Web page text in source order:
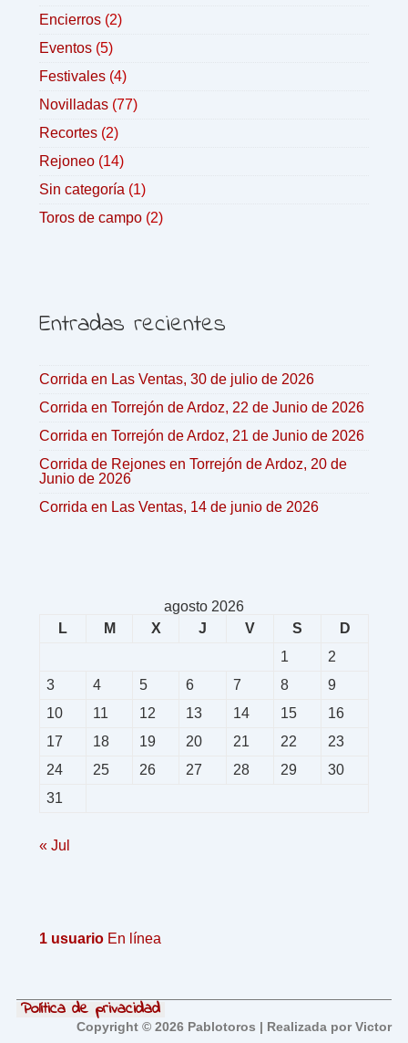
Encierros (2)
Eventos (5)
Festivales (4)
Novilladas (77)
Recortes (2)
Rejoneo (14)
Sin categoría (1)
Toros de campo (2)
Entradas recientes
Corrida en Las Ventas, 30 de julio de 2026
Corrida en Torrejón de Ardoz, 22 de Junio de 2026
Corrida en Torrejón de Ardoz, 21 de Junio de 2026
Corrida de Rejones en Torrejón de Ardoz, 20 de
Junio de 2026
Corrida en Las Ventas, 14 de junio de 2026
agosto 2026
L
M X J V S
D
1
2
3
4 5 6 7 8
9
10
11 12 13 14 15
16
17
18 19 20 21 22
23
24
25 26 27 28 29
30
31
« Jul
1 usuario En línea
Política de privacidad
Copyright © 2026 Pablotoros | Realizada por Victor